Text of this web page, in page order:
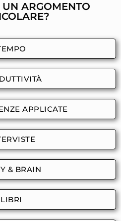
UN ARGOMENTO
APPLICATE
& BRAIN
LIBRI